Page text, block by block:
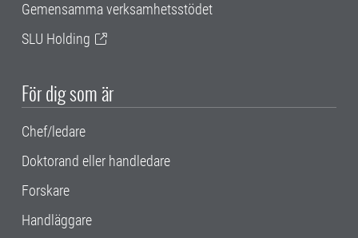
Gemensamma verksamhetsstödet
SLU Holding
För dig som är
Chef/ledare
Doktorand eller handledare
Forskare
Handläggare